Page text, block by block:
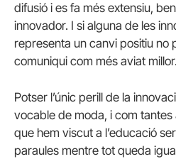
difusió i es fa més extensiu,
innovador. I si alguna de les
representa un canvi positiu no
comuniqui com més aviat millor.
Potser l’únic perill de la
vocable de moda, i com
que hem viscut a l’educació
paraules mentre tot queda